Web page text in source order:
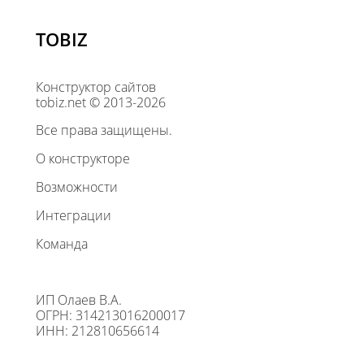
TOBIZ
Конструктор сайтов
tobiz.net © 2013-2026
Все права защищены.
О конструкторе
Возможности
Интеграции
Команда
ИП Олаев В.А.
ОГРН: 314213016200017
ИНН: 212810656614